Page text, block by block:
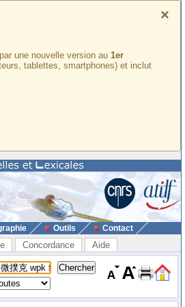
×
une nouvelle version au 1er
tablettes, smartphones) et inclut
Outils Contact
Concordance Aide